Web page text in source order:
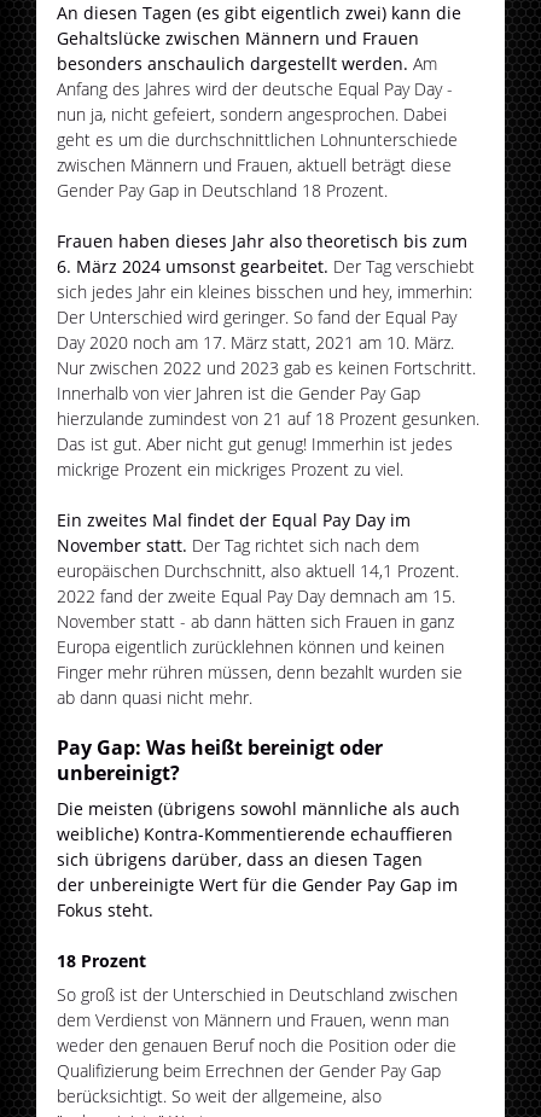
An diesen Tagen (es gibt eigentlich zwei) kann die
Gehaltslücke zwischen Männern und Frauen
besonders anschaulich dargestellt werden. Am
Anfang des Jahres wird der deutsche Equal Pay Day -
nun ja, nicht gefeiert, sondern angesprochen. Dabei
geht es um die durchschnittlichen Lohnunterschiede
zwischen Männern und Frauen, aktuell beträgt diese
Gender Pay Gap in Deutschland 18 Prozent.
Frauen haben dieses Jahr also theoretisch bis zum
6. März 2024 umsonst gearbeitet. Der Tag verschiebt
sich jedes Jahr ein kleines bisschen und hey, immerhin:
Der Unterschied wird geringer. So fand der Equal Pay
Day 2020 noch am 17. März statt, 2021 am 10. März.
Nur zwischen 2022 und 2023 gab es keinen Fortschritt.
Innerhalb von vier Jahren ist die Gender Pay Gap
hierzulande zumindest von 21 auf 18 Prozent gesunken.
Das ist gut. Aber nicht gut genug! Immerhin ist jedes
mickrige Prozent ein mickriges Prozent zu viel.
Ein zweites Mal findet der Equal Pay Day im
November statt. Der Tag richtet sich nach dem
europäischen Durchschnitt, also aktuell 14,1 Prozent.
2022 fand der zweite Equal Pay Day demnach am 15.
November statt - ab dann hätten sich Frauen in ganz
Europa eigentlich zurücklehnen können und keinen
Finger mehr rühren müssen, denn bezahlt wurden sie
ab dann quasi nicht mehr.
Pay Gap: Was heißt bereinigt oder
unbereinigt?
Die meisten (übrigens sowohl männliche als auch
weibliche) Kontra-Kommentierende echauffieren
sich übrigens darüber, dass an diesen Tagen
der unbereinigte Wert für die Gender Pay Gap im
Fokus steht.
18 Prozent
So groß ist der Unterschied in Deutschland zwischen
dem Verdienst von Männern und Frauen, wenn man
weder den genauen Beruf noch die Position oder die
Qualifizierung beim Errechnen der Gender Pay Gap
berücksichtigt. So weit der allgemeine, also